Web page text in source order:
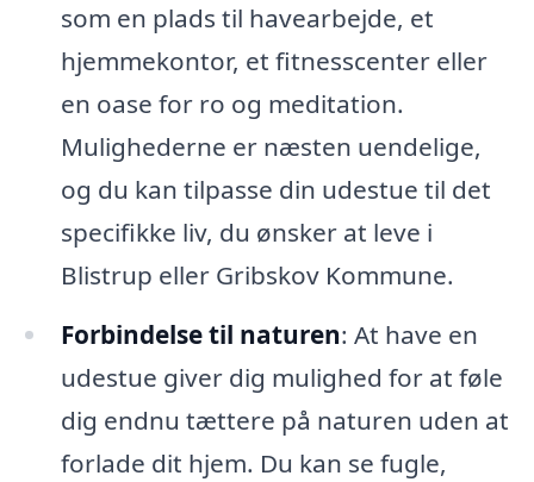
som en plads til havearbejde, et
hjemmekontor, et fitnesscenter eller
en oase for ro og meditation.
Mulighederne er næsten uendelige,
og du kan tilpasse din udestue til det
specifikke liv, du ønsker at leve i
Blistrup eller Gribskov Kommune.
Forbindelse til naturen: At have en
udestue giver dig mulighed for at føle
dig endnu tættere på naturen uden at
forlade dit hjem. Du kan se fugle,